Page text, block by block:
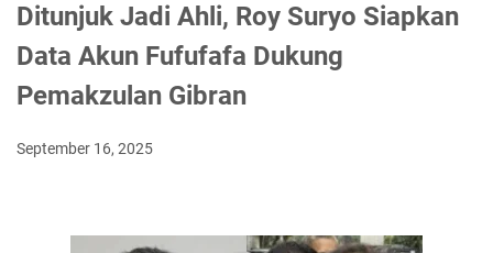
Ditunjuk Jadi Ahli, Roy Suryo Siapkan
Data Akun Fufufafa Dukung
Pemakzulan Gibran
September 16, 2025